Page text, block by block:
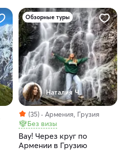
Обзорные туры
Наталия Ч.
(35)
Армения, Грузия
Без визы
Вау! Через круг по
Армении в Грузию